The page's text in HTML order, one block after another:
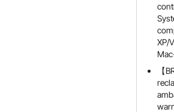
XP/
【